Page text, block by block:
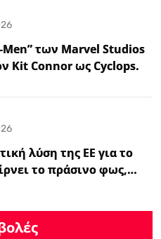
Men” των Marvel Studios
Kit Connor ως Cyclops.
λύση της ΕΕ για το
το πράσινο φως,…